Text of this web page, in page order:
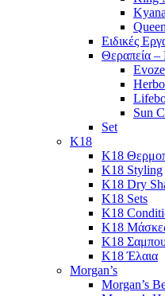
Ειδικές
Θεραπεία
Sun
Set
K18
K18
K18 Styling
K18 Dry
K18 Sets
K18
K18
K18
K18 Έλαια
Morgan’s
Morgan’s